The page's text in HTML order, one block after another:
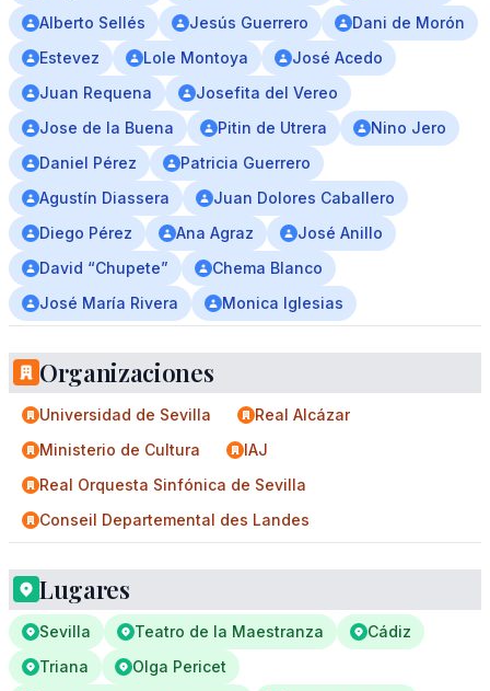
Alberto Sellés
Jesús Guerrero
Dani de Morón
Estevez
Lole Montoya
José Acedo
Juan Requena
Josefita del Vereo
Jose de la Buena
Pitin de Utrera
Nino Jero
Daniel Pérez
Patricia Guerrero
Agustín Diassera
Juan Dolores Caballero
Diego Pérez
Ana Agraz
José Anillo
David “Chupete”
Chema Blanco
José María Rivera
Monica Iglesias
Organizaciones
Universidad de Sevilla
Real Alcázar
Ministerio de Cultura
IAJ
Real Orquesta Sinfónica de Sevilla
Conseil Departemental des Landes
Lugares
Sevilla Teatro de la Maestranza
Cádiz
Triana
Olga Pericet